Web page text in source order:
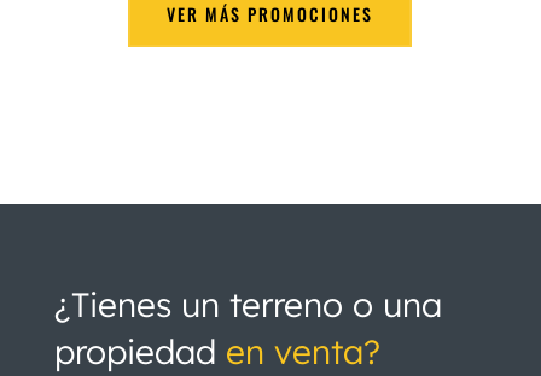
VER MÁS PROMOCIONES
¿Tienes un terreno o una
propiedad en venta?